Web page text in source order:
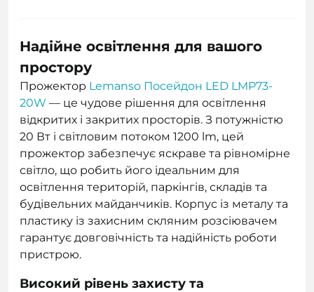
Надійне освітлення для вашого
простору
Прожектор Lemanso Посейдон LED LMP73-
20W — це чудове рішення для освітлення
відкритих і закритих просторів. З потужністю
20 Вт і світловим потоком 1200 lm, цей
прожектор забезпечує яскраве та рівномірне
світло, що робить його ідеальним для
освітлення територій, паркінгів, складів та
будівельних майданчиків. Корпус із металу та
пластику із захисним скляним розсіювачем
гарантує довговічність та надійність роботи
пристрою.
Високий рівень захисту та